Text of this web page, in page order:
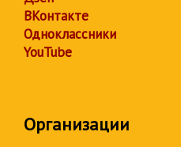
ВКонтакте
Одноклассники
YouTube
Организации